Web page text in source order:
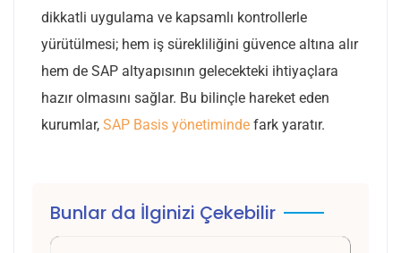
dikkatli uygulama ve kapsamlı kontrollerle
yürütülmesi; hem iş sürekliliğini güvence altına alır
hem de SAP altyapısının gelecekteki ihtiyaçlara
hazır olmasını sağlar. Bu bilinçle hareket eden
kurumlar, SAP Basis yönetiminde fark yaratır.
Bunlar da İlginizi Çekebilir